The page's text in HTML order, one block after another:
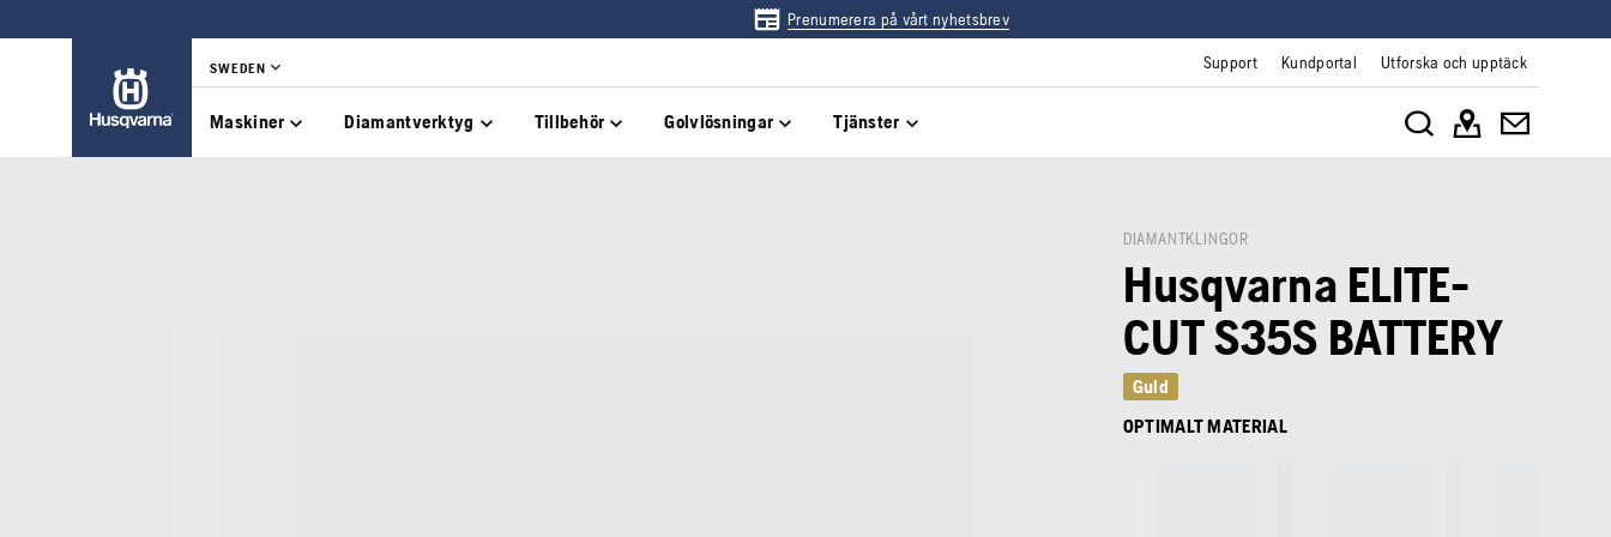
Prenumerera på vårt nyhetsbrev
SWEDEN Support Kundportal Utforska och upptäck
Maskiner Diamantverktyg Tillbehör Golvlösningar Tjänster
DIAMANTKLINGOR
Husqvarna ELITE-
CUT S35S BATTERY
Guld
OPTIMALT MATERIAL